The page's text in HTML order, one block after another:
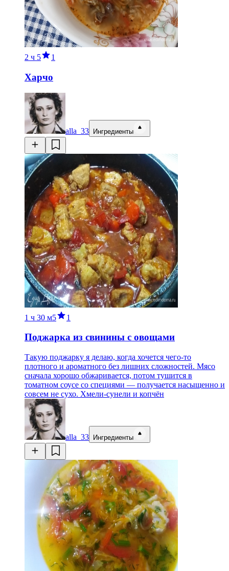
2 ч 5 1
Харчо
alla_33 Ингредиенты
1 ч 30 м5 1
Поджарка из свинины с овощами
Такую поджарку я делаю, когда хочется чего-то
плотного и ароматного без лишних сложностей. Мясо
сначала хорошо обжаривается, потом тушится в
томатном соусе со специями — получается насыщенно и
совсем не сухо. Хмели-сунели и копчён
alla_33 Ингредиенты